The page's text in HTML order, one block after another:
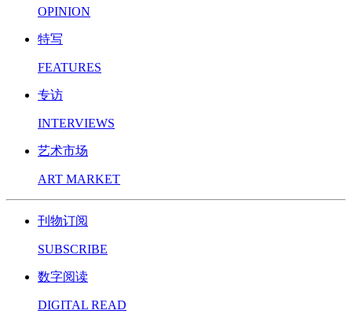
OPINION
特写
FEATURES
专访
INTERVIEWS
艺术市场
ART MARKET
刊物订阅
SUBSCRIBE
数字阅读
DIGITAL READ